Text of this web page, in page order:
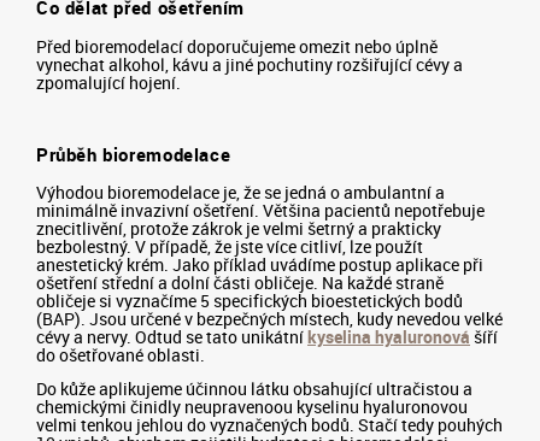
Co dělat před ošetřením
Před bioremodelací doporučujeme omezit nebo úplně
vynechat alkohol, kávu a jiné pochutiny rozšiřující cévy a
zpomalující hojení.
Průběh bioremodelace
Výhodou bioremodelace je, že se jedná o ambulantní a
minimálně invazivní ošetření. Většina pacientů nepotřebuje
znecitlivění, protože zákrok je velmi šetrný a prakticky
bezbolestný. V případě, že jste více citliví, lze použít
anestetický krém. Jako příklad uvádíme postup aplikace při
ošetření střední a dolní části obličeje. Na každé straně
obličeje si vyznačíme 5 specifických bioestetických bodů
(BAP). Jsou určené v bezpečných místech, kudy nevedou velké
cévy a nervy. Odtud se tato unikátníkyselina hyaluronová šíří
do ošetřované oblasti.
Do kůže aplikujeme účinnou látku obsahující ultračistou a
chemickými činidly neupravenoou kyselinu hyaluronovou
velmi tenkou jehlou do vyznačených bodů. Stačí tedy pouhých